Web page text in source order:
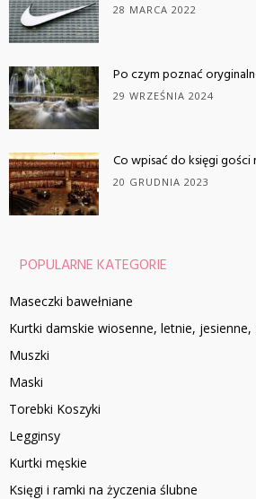
28 MARCA 2022
Po czym poznać
29 WRZEŚNIA 2024
Co wpisać do księgi gości
20 GRUDNIA 2023
POPULARNE KATEGORIE
Maseczki bawełniane
Kurtki damskie wiosenne, letnie, jesienne,
Muszki
Maski
Torebki Koszyki
Legginsy
Kurtki męskie
Księgi i ramki na życzenia ślubne